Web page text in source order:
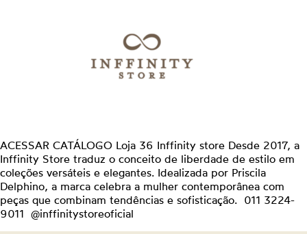
ACESSAR CATÁLOGO Loja 36 Inffinity store Desde 2017, a
Inffinity Store traduz o conceito de liberdade de estilo em
coleções versáteis e elegantes. Idealizada por Priscila
Delphino, a marca celebra a mulher contemporânea com
peças que combinam tendências e sofisticação. 011 3224-
9011 @inffinitystoreoficial